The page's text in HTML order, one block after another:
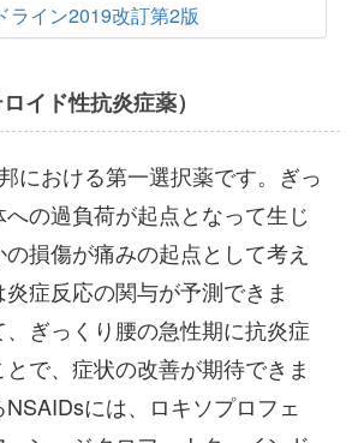
ライン2019改訂第2版
イド性抗炎症薬）
における第一選択薬です。ぎっ
への過負荷が起点となって生じ
損傷が痛みの起点として考え
症反応の関与が予測できま
ぎっくり腰の急性期に抗炎症
で、症状の改善が期待できま
には、ロキソプロフェ